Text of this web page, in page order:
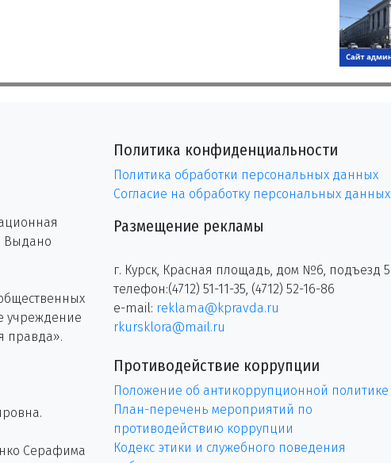
Выдано
учреждение
правда».
Серафима
Политика конфиденциальности
Политика обработки персональных данных
Согласие на обработку персональных данных
Размещение рекламы
г. Курск, Красная площадь, дом №6, подъезд 5
телефон:(4712) 51-11-35, (4712) 52-16-86
e-mail: reklama@kpravda.ru
rkursklora@mail.ru
Противодействие коррупции
Положение об антикоррупционной политике
План-перечень мероприятий по
противодействию коррупции
Кодекс этики и служебного поведения